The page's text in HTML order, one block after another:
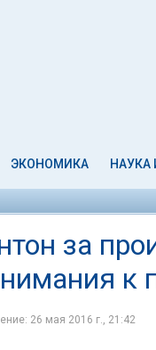
ЭКОНОМИКА НАУКА
за
к
26 мая 2016 г., 21:42